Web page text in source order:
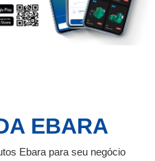
EBARA
Ebara para seu negócio